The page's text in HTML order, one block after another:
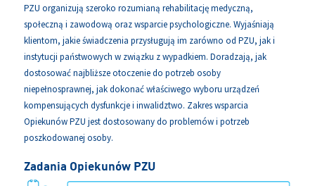
PZU organizują szeroko rozumianą rehabilitację medyczną,
społeczną i zawodową oraz wsparcie psychologiczne. Wyjaśniają
klientom, jakie świadczenia przysługują im zarówno od PZU, jak i
instytucji państwowych w związku z wypadkiem. Doradzają, jak
dostosować najbliższe otoczenie do potrzeb osoby
niepełnosprawnej, jak dokonać właściwego wyboru urządzeń
kompensujących dysfunkcje i inwalidztwo. Zakres wsparcia
Opiekunów PZU jest dostosowany do problemów i potrzeb
poszkodowanej osoby.
Zadania Opiekunów PZU